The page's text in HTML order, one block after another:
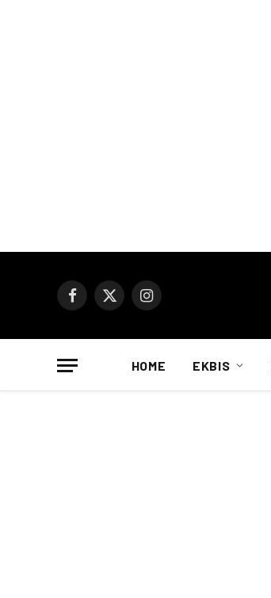
Facebook
X
Instagram
HOME EKBIS